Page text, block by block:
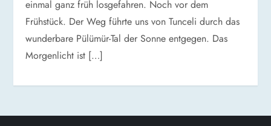
einmal ganz früh losgefahren. Noch vor dem
Frühstück. Der Weg führte uns von Tunceli durch das
wunderbare Pülümür-Tal der Sonne entgegen. Das
Morgenlicht ist […]